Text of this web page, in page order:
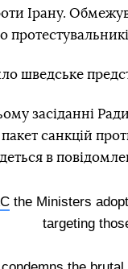
Ірану.
шведське
засіданні
санкцій
в
the Ministers
targeting